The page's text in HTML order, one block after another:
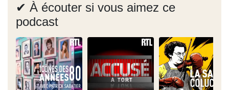
✔ À écouter si vous aimez ce
podcast